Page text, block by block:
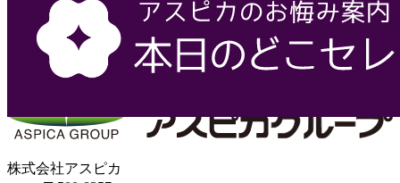
058-272-7071
058-272-7091
株式会社アスピカ